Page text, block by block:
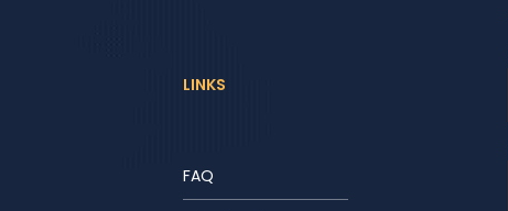
LINKS
FAQ